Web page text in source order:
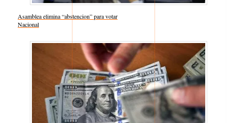
Asamblea elimina “abstencion” para votar
Respecto a
Nacional